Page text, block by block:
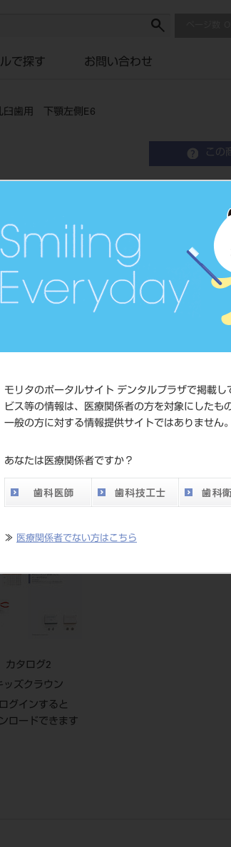
モリタのポータルサイト デンタルプラザで掲載
ビス等の情報は、医療関係者の方を対象にしたも
一般の方に対する情報提供サイトではありません。
あなたは医療関係者ですか？
≫ 医療関係者でない方はこちら
で探す お問い合わせ
歯用 下顎左側E6
この
キッズク
Steal Crown
歯科用被覆冠
品目コード
標準価格
DO vol.26 掲
ジ
カタログ2
ッズクラウン
グインすると
ロードできます